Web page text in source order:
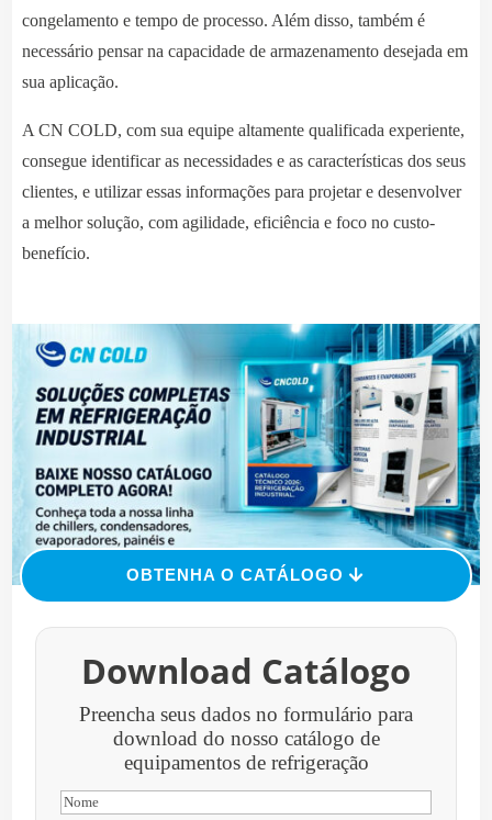
congelamento e tempo de processo. Além disso, também é
necessário pensar na capacidade de armazenamento desejada em
sua aplicação.
A CN COLD, com sua equipe altamente qualificada experiente,
consegue identificar as necessidades e as características dos seus
clientes, e utilizar essas informações para projetar e desenvolver
a melhor solução, com agilidade, eficiência e foco no custo-
benefício.
OBTENHA O CATÁLOGO
Download Catálogo
Preencha seus dados no formulário para
download do nosso catálogo de
equipamentos de refrigeração
Nome(obrigatório)